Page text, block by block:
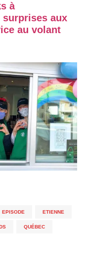
à
surprises aux
au volant
EPISODE ETIENNE
QUÉBEC